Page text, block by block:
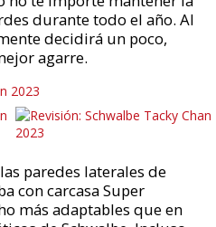
durante todo el año. Al
decidirá un poco,
agarre.
paredes laterales de
con carcasa Super
más adaptables que en